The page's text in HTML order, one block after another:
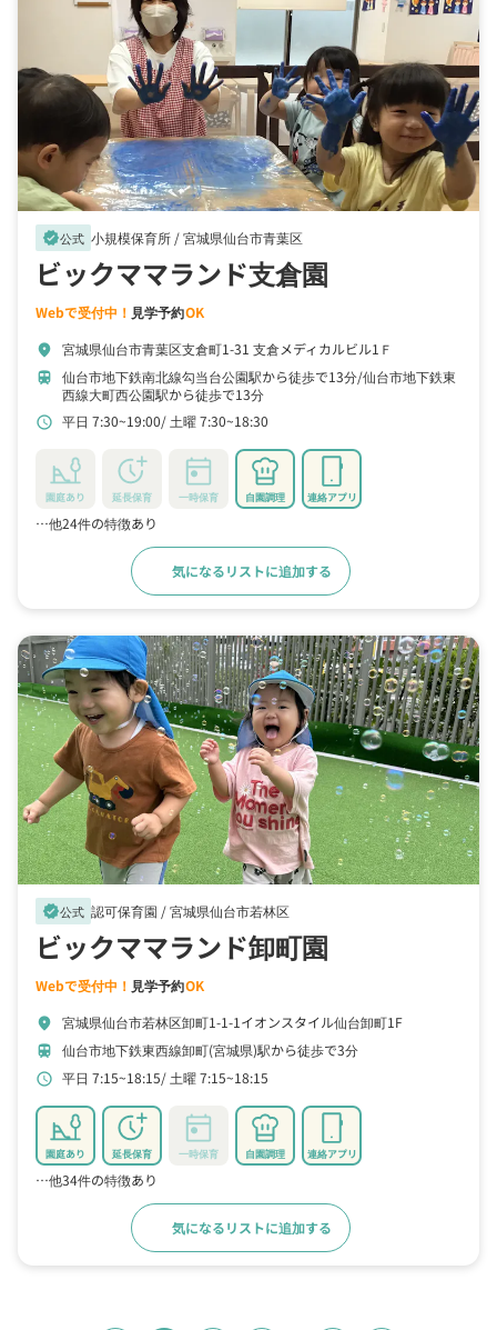
verified公式 小規模保育所 /宮城県仙台市青葉区
ビックママランド支倉園
Webで受付中！ 見学予約OK
location_on 宮城県仙台市青葉区支倉町1-31 支倉メディカルビル1Ｆ
train 仙台市地下鉄南北線勾当台公園駅から徒歩で13分 仙台市地下鉄東
西線大町西公園駅から徒歩で13分
schedule 平日 7:30~19:00 土曜 7:30~18:30
園庭あり 延長保育 一時保育 自園調理 連絡アプリ
…他24件の特徴あり
気になるリストに追加する
verified公式 認可保育園 /宮城県仙台市若林区
ビックママランド卸町園
Webで受付中！ 見学予約OK
location_on 宮城県仙台市若林区卸町1-1-1イオンスタイル仙台卸町1F
train 仙台市地下鉄東西線卸町(宮城県)駅から徒歩で3分
schedule 平日 7:15~18:15 土曜 7:15~18:15
園庭あり 延長保育 一時保育 自園調理 連絡アプリ
…他34件の特徴あり
気になるリストに追加する